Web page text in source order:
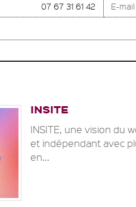
07 67 31 61 42 E-
INSITE
INSITE, une vision du
et indépendant avec
en...